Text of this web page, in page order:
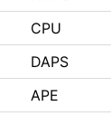
CPU
DAPS
APE